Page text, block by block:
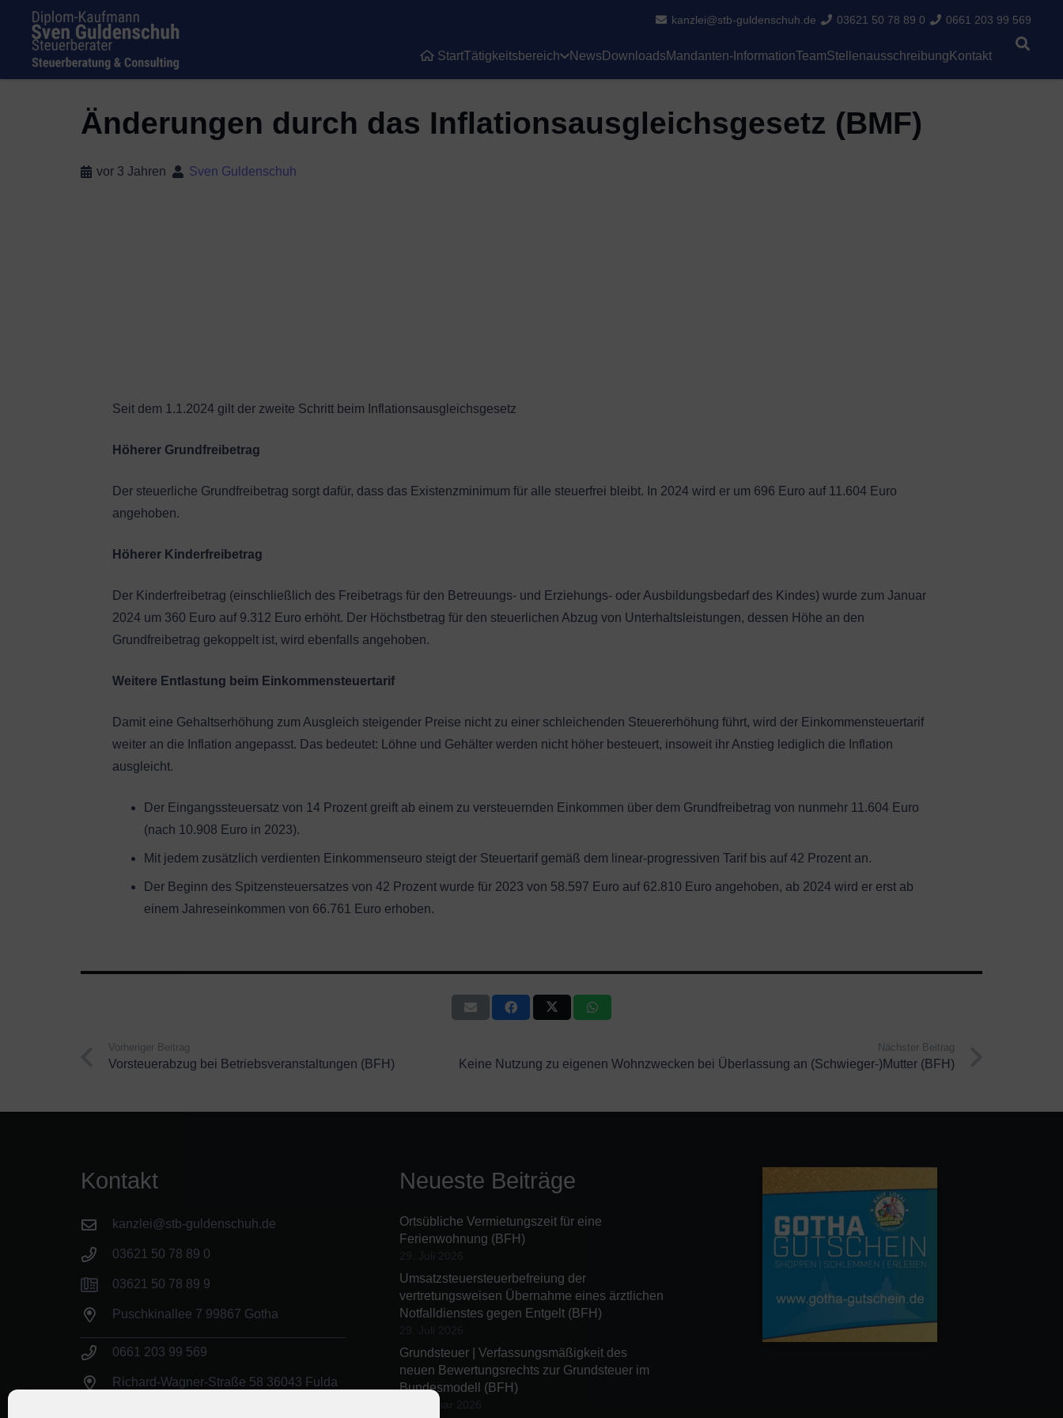
kanzlei@stb-guldenschuh.de 03621 50 78 89 0 0661 203 99 569
StartTätigkeitsbereich NewsDownloadsMandanten-InformationTeamStellenausschreibung Kontakt
Änderungen durch das Inflationsausgleichsgesetz (BMF)
vor 3 Jahren Sven Guldenschuh
Seit dem 1.1.2024 gilt der zweite Schritt beim Inflationsausgleichsgesetz
Höherer Grundfreibetrag
Der steuerliche Grundfreibetrag sorgt dafür, dass das Existenzminimum für alle steuerfrei bleibt. In 2024 wird er um 696 Euro auf 11.604 Euro
angehoben.
Höherer Kinderfreibetrag
Der Kinderfreibetrag (einschließlich des Freibetrags für den Betreuungs- und Erziehungs- oder Ausbildungsbedarf des Kindes) wurde zum Januar
2024 um 360 Euro auf 9.312 Euro erhöht. Der Höchstbetrag für den steuerlichen Abzug von Unterhaltsleistungen, dessen Höhe an den
Grundfreibetrag gekoppelt ist, wird ebenfalls angehoben.
Weitere Entlastung beim Einkommensteuertarif
Damit eine Gehaltserhöhung zum Ausgleich steigender Preise nicht zu einer schleichenden Steuererhöhung führt, wird der Einkommensteuertarif
weiter an die Inflation angepasst. Das bedeutet: Löhne und Gehälter werden nicht höher besteuert, insoweit ihr Anstieg lediglich die Inflation
ausgleicht.
Der Eingangssteuersatz von 14 Prozent greift ab einem zu versteuernden Einkommen über dem Grundfreibetrag von nunmehr 11.604 Euro
(nach 10.908 Euro in 2023).
Mit jedem zusätzlich verdienten Einkommenseuro steigt der Steuertarif gemäß dem linear-progressiven Tarif bis auf 42 Prozent an.
Der Beginn des Spitzensteuersatzes von 42 Prozent wurde für 2023 von 58.597 Euro auf 62.810 Euro angehoben, ab 2024 wird er erst ab
einem Jahreseinkommen von 66.761 Euro erhoben.
Vorheriger Beitrag
Vorsteuerabzug bei Betriebsveranstaltungen (BFH)
Nächster Beitrag
Keine Nutzung zu eigenen Wohnzwecken bei Überlassung an (Schwieger-)Mutter (BFH)
Kontakt
kanzlei@stb-guldenschuh.de
03621 50 78 89 0
03621 50 78 89 9
Puschkinallee 7 99867 Gotha
0661 203 99 569
Richard-Wagner-Straße 58 36043 Fulda
Neueste Beiträge
Ortsübliche Vermietungszeit für eine
Ferienwohnung (BFH)
29. Juli 2026
Umsatzsteuersteuerbefreiung der
vertretungsweisen Übernahme eines ärztlichen
Notfalldienstes gegen Entgelt (BFH)
29. Juli 2026
Grundsteuer | Verfassungsmäßigkeit des
neuen Bewertungsrechts zur Grundsteuer im
Bundesmodell (BFH)
23. Januar 2026